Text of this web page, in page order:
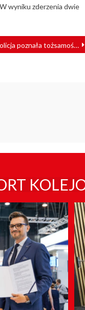
wyniku zderzenia dwie
Policja poznała tożsamość tajemniczego pasażera z pociągu Berlin – Warszawa